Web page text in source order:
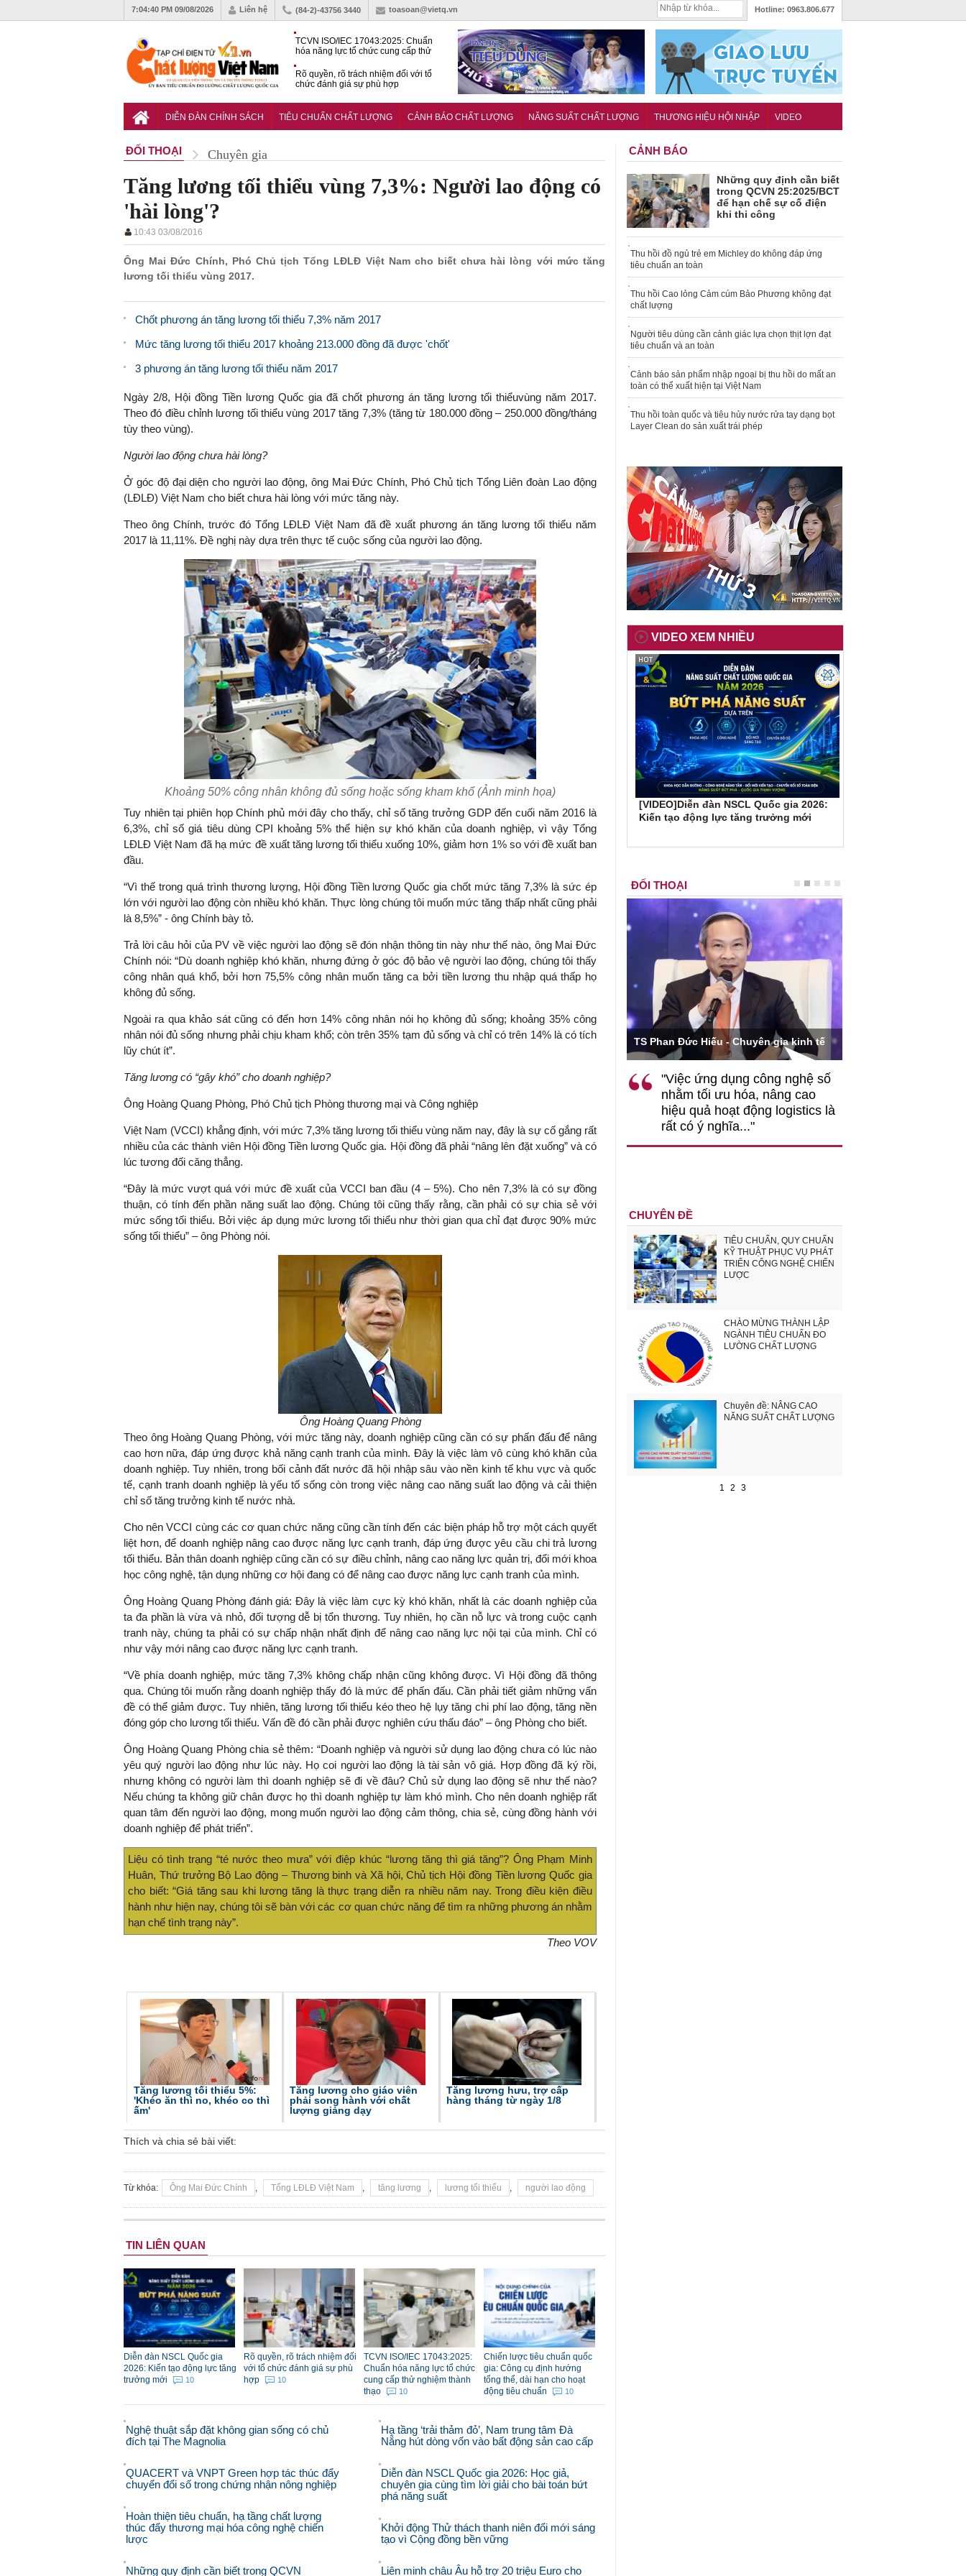
7:04:41 PM 09/08/2026 Liên hệ (84-2)-43756 3440 toasoan@vietq.vn Hotline: 0963.806.677
TCVN ISO/IEC 17043:2025: Chuẩn
hóa năng lực tổ chức cung cấp thử
Rõ quyền, rõ trách nhiệm đối với tổ
chức đánh giá sự phù hợp
Công cụ định hướng tổng thể, dài
DIỄN ĐÀN CHÍNH SÁCH TIÊU CHUẨN CHẤT LƯỢNG CẢNH BÁO CHẤT LƯỢNG NĂNG SUẤT CHẤT LƯỢNG THƯƠNG HIỆU HỘI NHẬP VIDEO
ĐỐI THOẠI Chuyên gia
Tăng lương tối thiểu vùng 7,3%: Người lao động có
'hài lòng'?
10:43 03/08/2016
Ông Mai Đức Chính, Phó Chủ tịch Tổng LĐLĐ Việt Nam cho biết chưa hài lòng với mức tăng
lương tối thiểu vùng 2017.
Chốt phương án tăng lương tối thiểu 7,3% năm 2017
Mức tăng lương tối thiểu 2017 khoảng 213.000 đồng đã được 'chốt'
3 phương án tăng lương tối thiểu năm 2017
Ngày 2/8, Hội đồng Tiền lương Quốc gia đã chốt phương án tăng lương tối thiểuvùng năm 2017.
Theo đó điều chỉnh lương tối thiểu vùng 2017 tăng 7,3% (tăng từ 180.000 đồng – 250.000 đồng/tháng
tùy theo vùng).
Người lao động chưa hài lòng?
Ở góc độ đại diện cho người lao động, ông Mai Đức Chính, Phó Chủ tịch Tổng Liên đoàn Lao động
(LĐLĐ) Việt Nam cho biết chưa hài lòng với mức tăng này.
Theo ông Chính, trước đó Tổng LĐLĐ Việt Nam đã đề xuất phương án tăng lương tối thiểu năm
2017 là 11,11%. Đề nghị này dựa trên thực tế cuộc sống của người lao động.
Khoảng 50% công nhân không đủ sống hoặc sống kham khổ (Ảnh minh họa)
Tuy nhiên tại phiên họp Chính phủ mới đây cho thấy, chỉ số tăng trưởng GDP đến cuối năm 2016 là
6,3%, chỉ số giá tiêu dùng CPI khoảng 5% thể hiện sự khó khăn của doanh nghiệp, vì vậy Tổng
LĐLĐ Việt Nam đã hạ mức đề xuất tăng lương tối thiểu xuống 10%, giảm hơn 1% so với đề xuất ban
đầu.
“Vì thế trong quá trình thương lượng, Hội đồng Tiền lương Quốc gia chốt mức tăng 7,3% là sức ép
lớn với người lao động còn nhiều khó khăn. Thực lòng chúng tôi muốn mức tăng thấp nhất cũng phải
là 8,5%” - ông Chính bày tỏ.
Trả lời câu hỏi của PV về việc người lao động sẽ đón nhận thông tin này như thế nào, ông Mai Đức
Chính nói: “Dù doanh nghiệp khó khăn, nhưng đứng ở góc độ bảo vệ người lao động, chúng tôi thấy
công nhân quá khổ, bởi hơn 75,5% công nhân muốn tăng ca bởi tiền lương thu nhập quá thấp họ
không đủ sống.
Ngoài ra qua khảo sát cũng có đến hơn 14% công nhân nói họ không đủ sống; khoảng 35% công
nhân nói đủ sống nhưng phải chịu kham khổ; còn trên 35% tạm đủ sống và chỉ có trên 14% là có tích
lũy chút ít”.
Tăng lương có “gây khó” cho doanh nghiệp?
Ông Hoàng Quang Phòng, Phó Chủ tịch Phòng thương mại và Công nghiệp
Việt Nam (VCCI) khẳng định, với mức 7,3% tăng lương tối thiểu vùng năm nay, đây là sự cố gắng rất
nhiều của các thành viên Hội đồng Tiền lương Quốc gia. Hội đồng đã phải “nâng lên đặt xuống” và có
lúc tương đối căng thẳng.
“Đây là mức vượt quá với mức đề xuất của VCCI ban đầu (4 – 5%). Cho nên 7,3% là có sự đồng
thuận, có tính đến phần năng suất lao động. Chúng tôi cũng thấy rằng, cần phải có sự chia sẻ với
mức sống tối thiểu. Bởi việc áp dụng mức lương tối thiểu như thời gian qua chỉ đạt được 90% mức
sống tối thiểu” – ông Phòng nói.
Ông Hoàng Quang Phòng
Theo ông Hoàng Quang Phòng, với mức tăng này, doanh nghiệp cũng cần có sự phấn đấu để nâng
cao hơn nữa, đáp ứng được khả năng cạnh tranh của mình. Đây là việc làm vô cùng khó khăn của
doanh nghiệp. Tuy nhiên, trong bối cảnh đất nước đã hội nhập sâu vào nền kinh tế khu vực và quốc
tế, cạnh tranh doanh nghiệp là yếu tố sống còn trong việc nâng cao năng suất lao động và cải thiện
chỉ số tăng trưởng kinh tế nước nhà.
Cho nên VCCI cùng các cơ quan chức năng cũng cần tính đến các biện pháp hỗ trợ một cách quyết
liệt hơn, để doanh nghiệp nâng cao được năng lực cạnh tranh, đáp ứng được yêu cầu chi trả lương
tối thiểu. Bản thân doanh nghiệp cũng cần có sự điều chỉnh, nâng cao năng lực quản trị, đổi mới khoa
học công nghệ, tận dụng những cơ hội đang có để nâng cao được năng lực cạnh tranh của mình.
Ông Hoàng Quang Phòng đánh giá: Đây là việc làm cực kỳ khó khăn, nhất là các doanh nghiệp của
ta đa phần là vừa và nhỏ, đối tượng dễ bị tổn thương. Tuy nhiên, họ cần nỗ lực và trong cuộc cạnh
tranh này, chúng ta phải có sự chấp nhận nhất định để nâng cao năng lực nội tại của mình. Chỉ có
như vậy mới nâng cao được năng lực cạnh tranh.
“Về phía doanh nghiệp, mức tăng 7,3% không chấp nhận cũng không được. Vì Hội đồng đã thông
qua. Chúng tôi muốn rằng doanh nghiệp thấy đó là mức để phấn đấu. Cần phải tiết giảm những vấn
đề có thể giảm được. Tuy nhiên, tăng lương tối thiểu kéo theo hệ lụy tăng chi phí lao động, tăng nền
đóng góp cho lương tối thiểu. Vấn đề đó cần phải được nghiên cứu thấu đáo” – ông Phòng cho biết.
Ông Hoàng Quang Phòng chia sẻ thêm: “Doanh nghiệp và người sử dụng lao động chưa có lúc nào
yêu quý người lao động như lúc này. Họ coi người lao động là tài sản vô giá. Hợp đồng đã ký rồi,
nhưng không có người làm thì doanh nghiệp sẽ đi về đâu? Chủ sử dụng lao động sẽ như thế nào?
Nếu chúng ta không giữ chân được họ thì doanh nghiệp tự làm khó mình. Cho nên doanh nghiệp rất
quan tâm đến người lao động, mong muốn người lao động cảm thông, chia sẻ, cùng đồng hành với
doanh nghiệp để phát triển”.
Liệu có tình trạng “té nước theo mưa” với điệp khúc “lương tăng thì giá tăng”? Ông Phạm Minh
Huân, Thứ trưởng Bộ Lao động – Thương binh và Xã hội, Chủ tịch Hội đồng Tiền lương Quốc gia
cho biết: “Giá tăng sau khi lương tăng là thực trạng diễn ra nhiều năm nay. Trong điều kiện điều
hành như hiện nay, chúng tôi sẽ bàn với các cơ quan chức năng để tìm ra những phương án nhằm
hạn chế tình trạng này”.
Theo VOV
Tăng lương tối thiểu 5%:
'Khéo ăn thì no, khéo co thì
ấm'
Tăng lương cho giáo viên
phải song hành với chất
lượng giảng dạy
Tăng lương hưu, trợ cấp
hàng tháng từ ngày 1/8
Thích và chia sẻ bài viết:
Từ khóa: Ông Mai Đức Chính , Tổng LĐLĐ Việt Nam , tăng lương , lương tối thiểu , người lao động
TIN LIÊN QUAN
Diễn đàn NSCL Quốc gia
2026: Kiến tạo động lực tăng
trưởng mới
10
Rõ quyền, rõ trách nhiệm đối
với tổ chức đánh giá sự phù
hợp
10
TCVN ISO/IEC 17043:2025:
Chuẩn hóa năng lực tổ chức
cung cấp thử nghiệm thành
thạo
10
Chiến lược tiêu chuẩn quốc
gia: Công cụ định hướng
tổng thể, dài hạn cho hoạt
động tiêu chuẩn
10
Nghệ thuật sắp đặt không gian sống có chủ
đích tại The Magnolia
QUACERT và VNPT Green hợp tác thúc đẩy
chuyển đổi số trong chứng nhận nông nghiệp
Hoàn thiện tiêu chuẩn, hạ tầng chất lượng
thúc đẩy thương mại hóa công nghệ chiến
lược
Những quy định cần biết trong QCVN
Hạ tầng ‘trải thảm đỏ’, Nam trung tâm Đà
Nẵng hút dòng vốn vào bất động sản cao cấp
Diễn đàn NSCL Quốc gia 2026: Học giả,
chuyên gia cùng tìm lời giải cho bài toán bứt
phá năng suất
Khởi động Thử thách thanh niên đổi mới sáng
tạo vì Cộng đồng bền vững
Liên minh châu Âu hỗ trợ 20 triệu Euro cho
CẢNH BÁO
Những quy định cần biết
trong QCVN 25:2025/BCT
để hạn chế sự cố điện
khi thi công
Thu hồi đồ ngủ trẻ em Michley do không đáp ứng
tiêu chuẩn an toàn
Thu hồi Cao lỏng Cảm cúm Bảo Phương không đạt
chất lượng
Người tiêu dùng cần cảnh giác lựa chọn thịt lợn đạt
tiêu chuẩn và an toàn
Cảnh báo sản phẩm nhập ngoại bị thu hồi do mất an
toàn có thể xuất hiện tại Việt Nam
Thu hồi toàn quốc và tiêu hủy nước rửa tay dạng bọt
Layer Clean do sản xuất trái phép
VIDEO XEM NHIỀU
[VIDEO]Diễn đàn NSCL Quốc gia 2026:
Kiến tạo động lực tăng trưởng mới
ĐỐI THOẠI
TS. Nguyễn Đức Độ - Phó Viện trưởng
Viện Kinh tế Tài chính
"Có rất nhiều việc phải làm
đang được tiến hành như tăng
đầu tư cho khoa học công
nghệ; ban hành các cơ chế
khuyến khích đổi mới sáng tạo,
nghĩa hỗ trợ ngắn hạn mà còn
đóng vai trò tạo nền tảng cho
tăng trưởng bền vững dài hạn.
TS Phan Đức Hiếu - Chuyên gia kinh tế
"Việc ứng dụng công nghệ số
nhằm tối ưu hóa, nâng cao
hiệu quả hoạt động logistics là
rất có ý nghĩa..."
CHUYÊN ĐỀ
TIÊU CHUẨN, QUY CHUẨN
KỸ THUẬT PHỤC VỤ PHÁT
TRIỂN CÔNG NGHỆ CHIẾN
LƯỢC
CHÀO MỪNG THÀNH LẬP
NGÀNH TIÊU CHUẨN ĐO
LƯỜNG CHẤT LƯỢNG
Chuyên đề: NÂNG CAO
NĂNG SUẤT CHẤT LƯỢNG
1 2 3